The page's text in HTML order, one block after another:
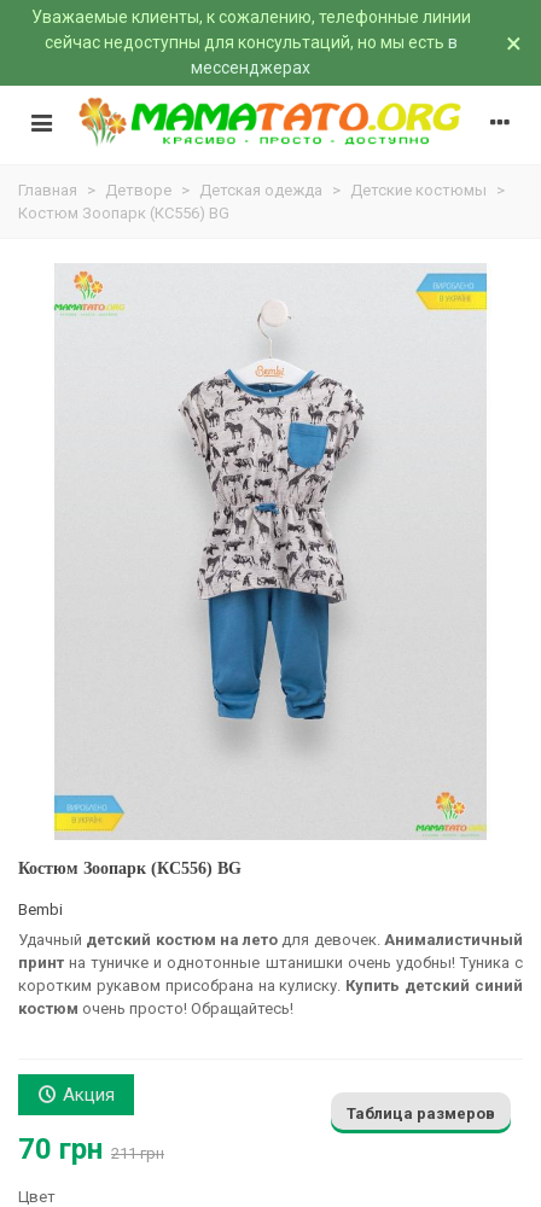
Уважаемые клиенты, к сожалению, телефонные линии
сейчас недоступны для консультаций, но мы есть в
мессенджерах
×
Главная > Детворе > Детская одежда > Детские костюмы
>
Костюм Зоопарк (КС556) BG
Костюм Зоопарк (КС556) BG
Bembi
Удачный детский костюм на лето для девочек. Анималистичный
принт на туничке и однотонные штанишки очень удобны! Туника с
коротким рукавом присобрана на кулиску. Купить детский синий
костюм очень просто! Обращайтесь!
Акция
70 грн 211 грн
Таблица размеров
Цвет